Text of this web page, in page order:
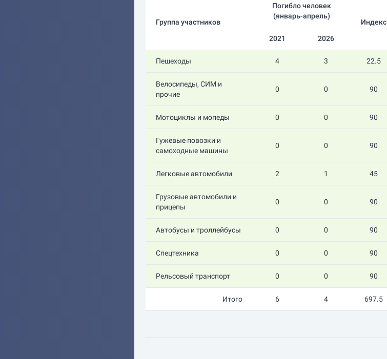
Группа участников
Погибло человек
(январь-апрель)
Индекс
2021
2026
Пешеходы 4 3 22.5
Велосипеды, СИМ и
прочие
0 0 90
Мотоциклы и мопеды 0 0 90
Гужевые повозки и
самоходные машины
0 0 90
Легковые автомобили 2 1 45
Грузовые автомобили и
прицепы
0 0 90
Автобусы и троллейбусы 0 0 90
Спецтехника 0 0 90
Рельсовый транспорт 0 0 90
Итого 6 4 697.5